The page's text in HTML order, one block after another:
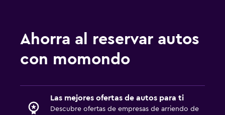
Ahorra al reservar autos
con momondo
Las mejores ofertas de autos para ti
Descubre ofertas de empresas de arriendo de